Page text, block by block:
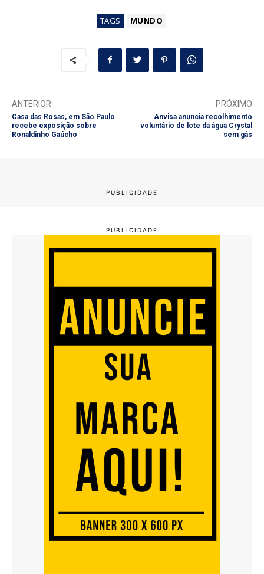
TAGS MUNDO
ANTERIOR
Casa das Rosas, em São Paulo
recebe exposição sobre
Ronaldinho Gaúcho
PRÓXIMO
Anvisa anuncia recolhimento
voluntário de lote da água Crystal
sem gás